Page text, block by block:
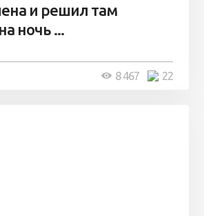
и решил там
ночь ...
22
8 467